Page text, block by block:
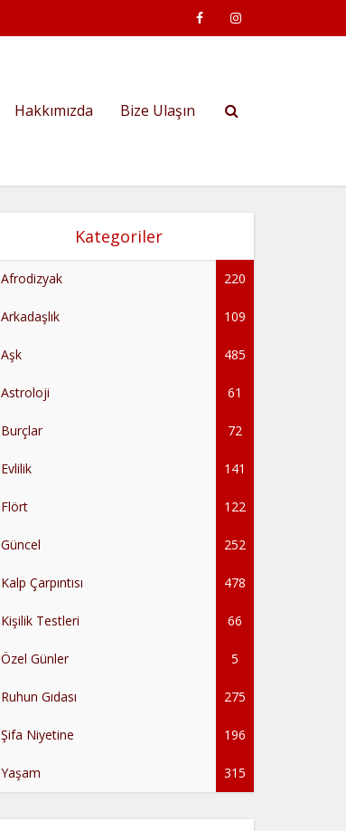
Hakkımızda Bize Ulaşın
Kategoriler
Afrodizyak 220
Arkadaşlık 109
Aşk 485
Astroloji 61
Burçlar 72
Evlilik 141
Flört 122
Güncel 252
Kalp Çarpıntısı 478
Kişilik Testleri 66
Özel Günler 5
Ruhun Gıdası 275
Şifa Niyetine 196
Yaşam 315